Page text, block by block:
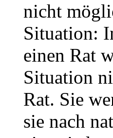
nicht
Situation:
einen Rat
Situation
Rat. Sie
sie nach